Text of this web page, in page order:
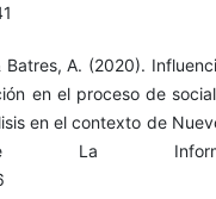
Batres, A. (2020).
en el proceso de
en el contexto de
La